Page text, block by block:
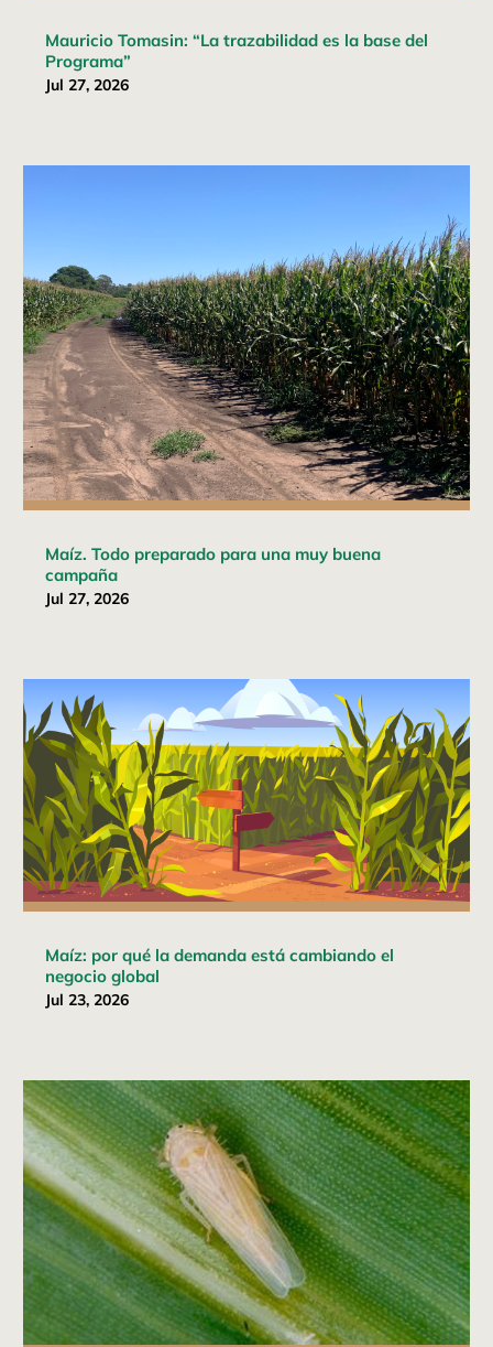
Mauricio Tomasin: “La trazabilidad es la base del
Programa”
Jul 27, 2026
Maíz. Todo preparado para una muy buena
campaña
Jul 27, 2026
Maíz: por qué la demanda está cambiando el
negocio global
Jul 23, 2026